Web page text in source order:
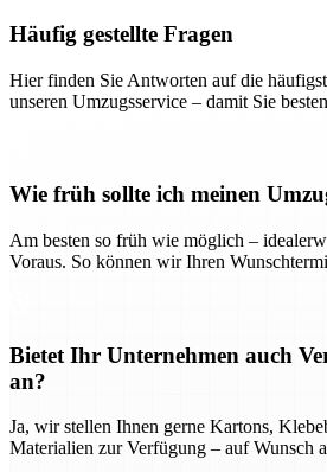
Häufig gestellte Fragen
Hier finden Sie Antworten auf die
unseren Umzugsservice – damit Sie
Wie früh sollte ich meinen
Am besten so früh wie möglich –
Voraus. So können wir Ihren
Bietet Ihr Unternehmen auch
an?
Ja, wir stellen Ihnen gerne Kartons,
Materialien zur Verfügung – auf Wunsch